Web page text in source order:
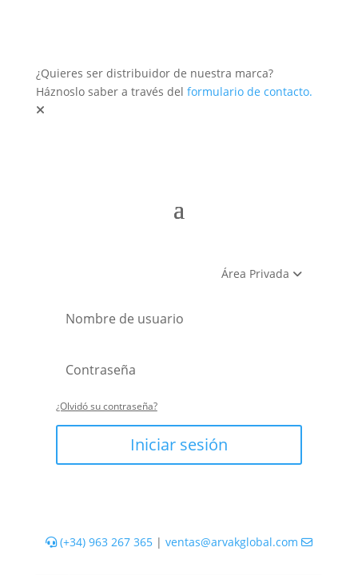
¿Quieres ser distribuidor de nuestra marca?
Háznoslo saber a través del formulario de contacto.
Área Privada
¿Olvidó su contraseña?
Iniciar sesión
(+34) 963 267 365| ventas@arvakglobal.com